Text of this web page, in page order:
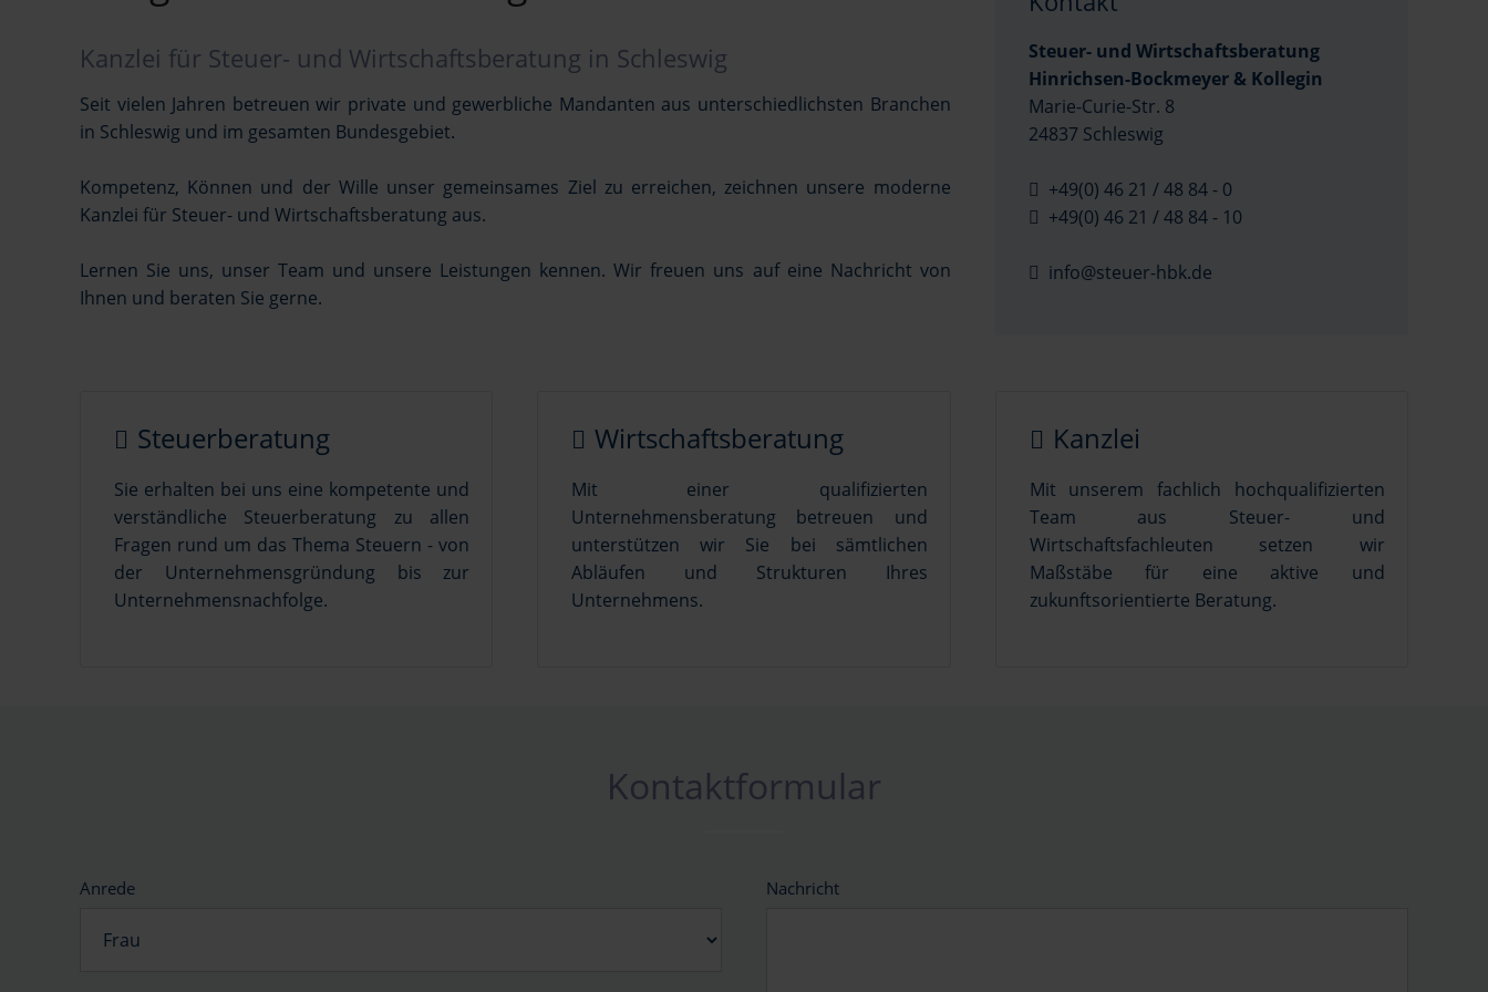
Kanzlei für Steuer- und Wirtschaftsberatung in Schleswig
Seit vielen Jahren betreuen wir private und gewerbliche Mandanten aus unterschiedlichsten Branchen
in Schleswig und im gesamten Bundesgebiet.
Kompetenz, Können und der Wille unser gemeinsames Ziel zu erreichen, zeichnen unsere moderne
Kanzlei für Steuer- und Wirtschaftsberatung aus.
Lernen Sie uns, unser Team und unsere Leistungen kennen. Wir freuen uns auf eine Nachricht von
Ihnen und beraten Sie gerne.
Steuer- und Wirtschaftsberatung
Hinrichsen-Bockmeyer & Kollegin
Marie-Curie-Str. 8
24837 Schleswig
+49(0) 46 21 / 48 84 - 0
+49(0) 46 21 / 48 84 - 10
info@steuer-hbk.de
Steuerberatung
Sie erhalten bei uns eine kompetente und
verständliche Steuerberatung zu allen
Fragen rund um das Thema Steuern - von
der Unternehmensgründung bis zur
Unternehmensnachfolge.
Wirtschaftsberatung
Mit einer qualifizierten
Unternehmensberatung betreuen und
unterstützen wir Sie bei sämtlichen
Abläufen und Strukturen Ihres
Unternehmens.
Kanzlei
Mit unserem fachlich hochqualifizierten
Team aus Steuer- und
Wirtschaftsfachleuten setzen wir
Maßstäbe für eine aktive und
zukunftsorientierte Beratung.
Kontaktformular
Anrede Nachricht